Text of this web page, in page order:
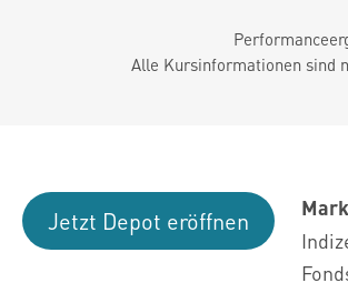
Alle Kursinformationen sind
Jetzt Depot eröffnen